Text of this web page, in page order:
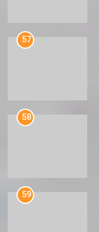
57
58
59